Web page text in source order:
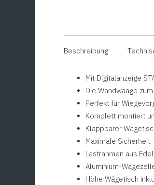
Beschreibung
Mit Digitalanzeige
Die Wandwaage
Perfekt für
Komplett montiert
Klappbarer
Maximale
Lastrahmen aus
Aluminium-
Höhe Wägetisch